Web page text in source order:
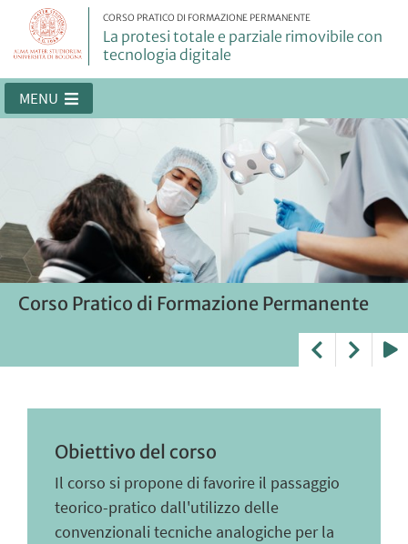
CORSO PRATICO DI FORMAZIONE PERMANENTE
La protesi totale e parziale rimovibile con
tecnologia digitale
MENU
Corso Pratico di Formazione Permanente
Protesi totale digitale
Arco Facciale Digitale
Progettazione full-arch su impianti
Obiettivo del corso
Il corso si propone di favorire il passaggio
teorico-pratico dall'utilizzo delle
convenzionali tecniche analogiche per la